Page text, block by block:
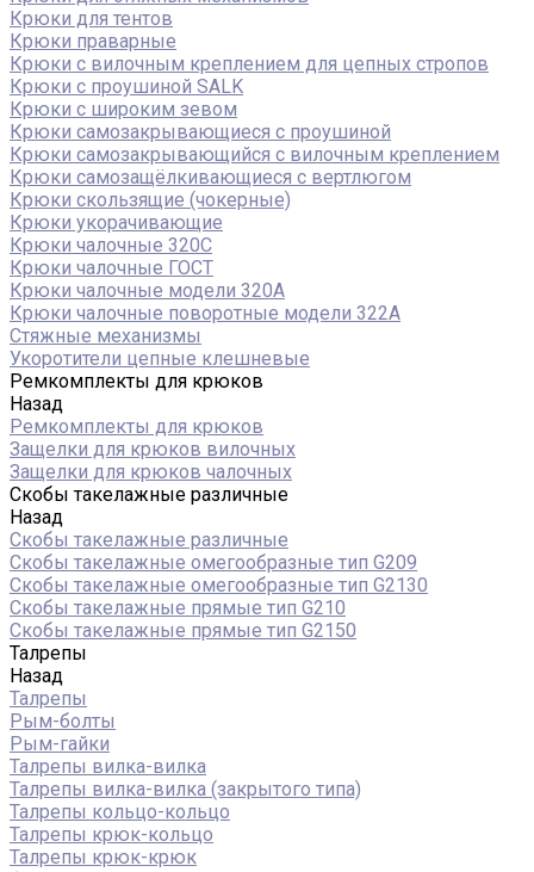
Крюки для тентов
Крюки праварные
Крюки с вилочным креплением для цепных стропов
Крюки с проушиной SALK
Крюки с широким зевом
Крюки самозакрывающиеся с проушиной
Крюки самозакрывающийся с вилочным креплением
Крюки самозащёлкивающиеся с вертлюгом
Крюки скользящие (чокерные)
Крюки укорачивающие
Крюки чалочные 320C
Крюки чалочные ГОСТ
Крюки чалочные модели 320А
Крюки чалочные поворотные модели 322А
Стяжные механизмы
Укоротители цепные клешневые
Ремкомплекты для крюков
Назад
Ремкомплекты для крюков
Защелки для крюков вилочных
Защелки для крюков чалочных
Скобы такелажные различные
Назад
Скобы такелажные различные
Скобы такелажные омегообразные тип G209
Скобы такелажные омегообразные тип G2130
Скобы такелажные прямые тип G210
Скобы такелажные прямые тип G2150
Талрепы
Назад
Талрепы
Рым-болты
Рым-гайки
Талрепы вилка-вилка
Талрепы вилка-вилка (закрытого типа)
Талрепы кольцо-кольцо
Талрепы крюк-кольцо
Талрепы крюк-крюк